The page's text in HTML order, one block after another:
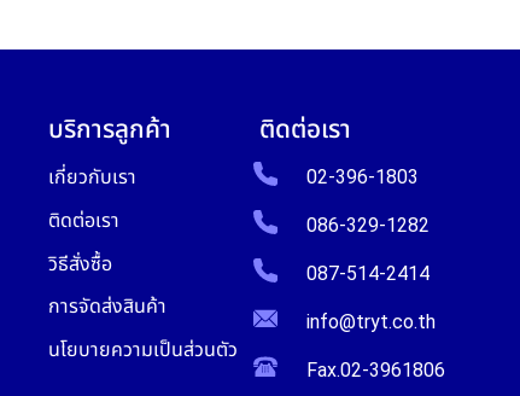
บริการลูกค้า
เกี่ยวกับเรา
ติดต่อเรา
วิธีสั่งซื้อ
การจัดส่งสินค้า
นโยบายความเป็นส่วนตัว
ติดต่อเรา
02-396-1803
086-329-1282
087-514-2414
info@tryt.co.th
Fax.02-3961806